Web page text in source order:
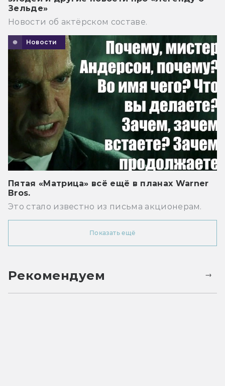
Зельде»
Новости об актёрском составе.
Новости
Пятая «Матрица» всё ещё в планах Warner
Bros.
Это стало известно из письма акционерам.
Показать ещё
Рекомендуем